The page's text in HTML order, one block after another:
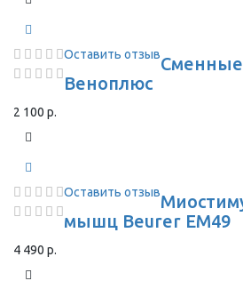
Оставить отзыв
Веноплюс
2 100 р.
Оставить отзыв
мышц Beurer EM49
4 490 р.